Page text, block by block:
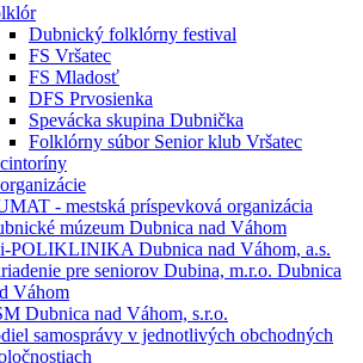
Dubnický folklórny festival
FS Vršatec
FS Mladosť
DFS Prvosienka
Spevácka skupina Dubnička
Folklórny súbor Senior klub Vršatec
- mestská príspevková organizácia
múzeum Dubnica nad Váhom
POLIKLINIKA Dubnica nad Váhom, a.s.
pre seniorov Dubina, m.r.o. Dubnica
Váhom
Dubnica nad Váhom, s.r.o.
samosprávy v jednotlivých obchodných